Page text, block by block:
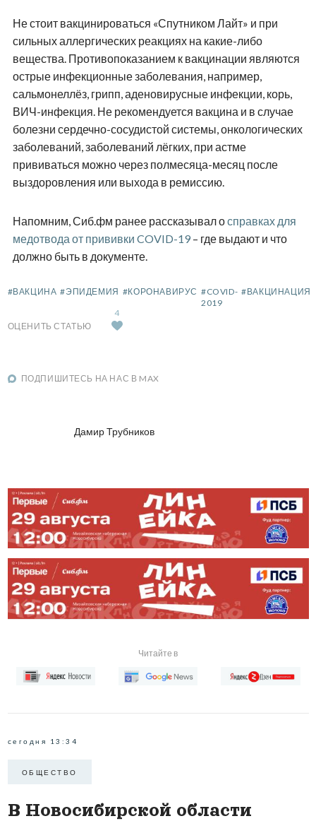
Не стоит вакцинироваться «Спутником Лайт» и при
сильных аллергических реакциях на какие-либо
вещества. Противопоказанием к вакцинации являются
острые инфекционные заболевания, например,
сальмонеллёз, грипп, аденовирусные инфекции, корь,
ВИЧ-инфекция. Не рекомендуется вакцина и в случае
болезни сердечно-сосудистой системы, онкологических
заболеваний, заболеваний лёгких, при астме
прививаться можно через полмесяца-месяц после
выздоровления или выхода в ремиссию.
Напомним, Сиб.фм ранее рассказывал осправках для
медотвода от прививки COVID-19– где выдают и что
должно быть в документе.
#ВАКЦИНА #ЭПИДЕМИЯ #КОРОНАВИРУС #COVID-
2019
#ВАКЦИНАЦИЯ
ОЦЕНИТЬ СТАТЬЮ
4
ПОДПИШИТЕСЬ НА НАС В MAX
Дамир Трубников
Читайте в
сегодня 13:34
ОБЩЕСТВО
В Новосибирской области